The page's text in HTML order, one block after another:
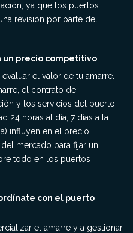
ya que los puertos
revisión por parte del
un precio competitivo
el valor de tu amarre.
el contrato de
y los servicios del puerto
24 horas al día, 7 días a la
influyen en el precio.
mercado para fijar un
todo en los puertos
con el puerto
el amarre y a gestionar